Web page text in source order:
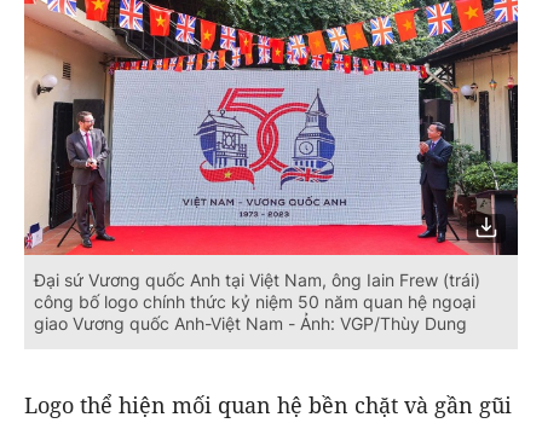
Đại sứ Vương quốc Anh tại Việt Nam, ông Iain Frew (trái)
công bố logo chính thức kỷ niệm 50 năm quan hệ ngoại
giao Vương quốc Anh-Việt Nam - Ảnh: VGP/Thùy Dung
Logo thể hiện mối quan hệ bền chặt và gần gũi